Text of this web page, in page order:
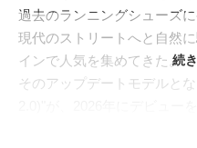
過去のランニングシューズ
現代のストリートへと自然
インで人気を集めてきた。
そのアップデートモデルと
続